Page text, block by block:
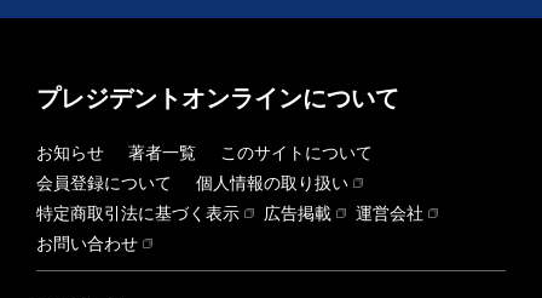
プレジデントオンラインについて
お知らせ 著者一覧
このサイトについて
会員登録について
個人情報の取り扱い
特定商取引法に基づく表示
広告掲載
運営会社
お問い合わせ